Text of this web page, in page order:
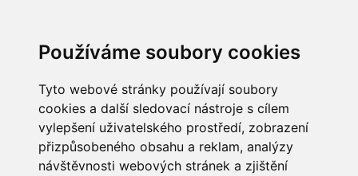
Používáme soubory cookies
Tyto webové stránky používají soubory
cookies a další sledovací nástroje s cílem
vylepšení uživatelského prostředí, zobrazení
přizpůsobeného obsahu a reklam, analýzy
návštěvnosti webových stránek a zjištění